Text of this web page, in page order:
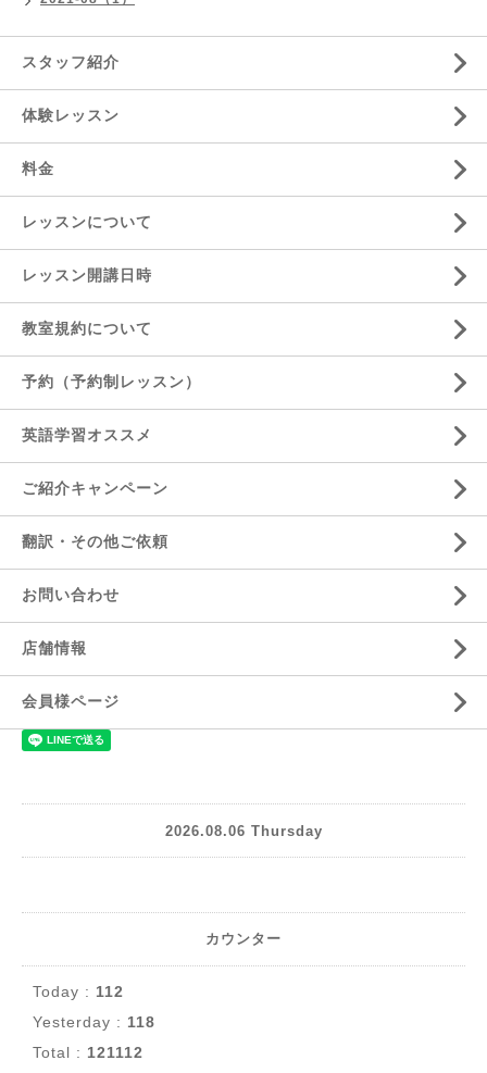
スタッフ紹介
体験レッスン
料金
レッスンについて
レッスン開講日時
教室規約について
予約（予約制レッスン）
英語学習オススメ
ご紹介キャンペーン
翻訳・その他ご依頼
お問い合わせ
店舗情報
会員様ページ
2026.08.06 Thursday
カウンター
Today : 112
Yesterday : 118
Total : 121112